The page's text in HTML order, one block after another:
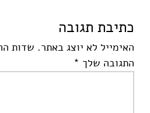
כתיבת תגובה
האימייל לא יוצג באתר. שדות
התגובה שלך *